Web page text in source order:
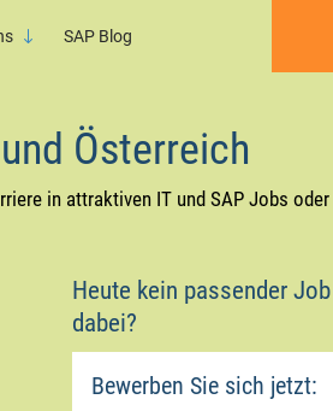
SAP Blog
Österreich
in attraktiven IT und SAP Jobs oder
Heute kein passender Job
dabei?
Bewerben Sie sich jetzt: